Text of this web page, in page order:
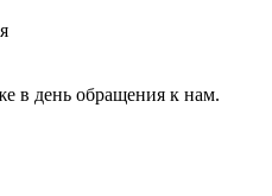
в день обращения к нам.